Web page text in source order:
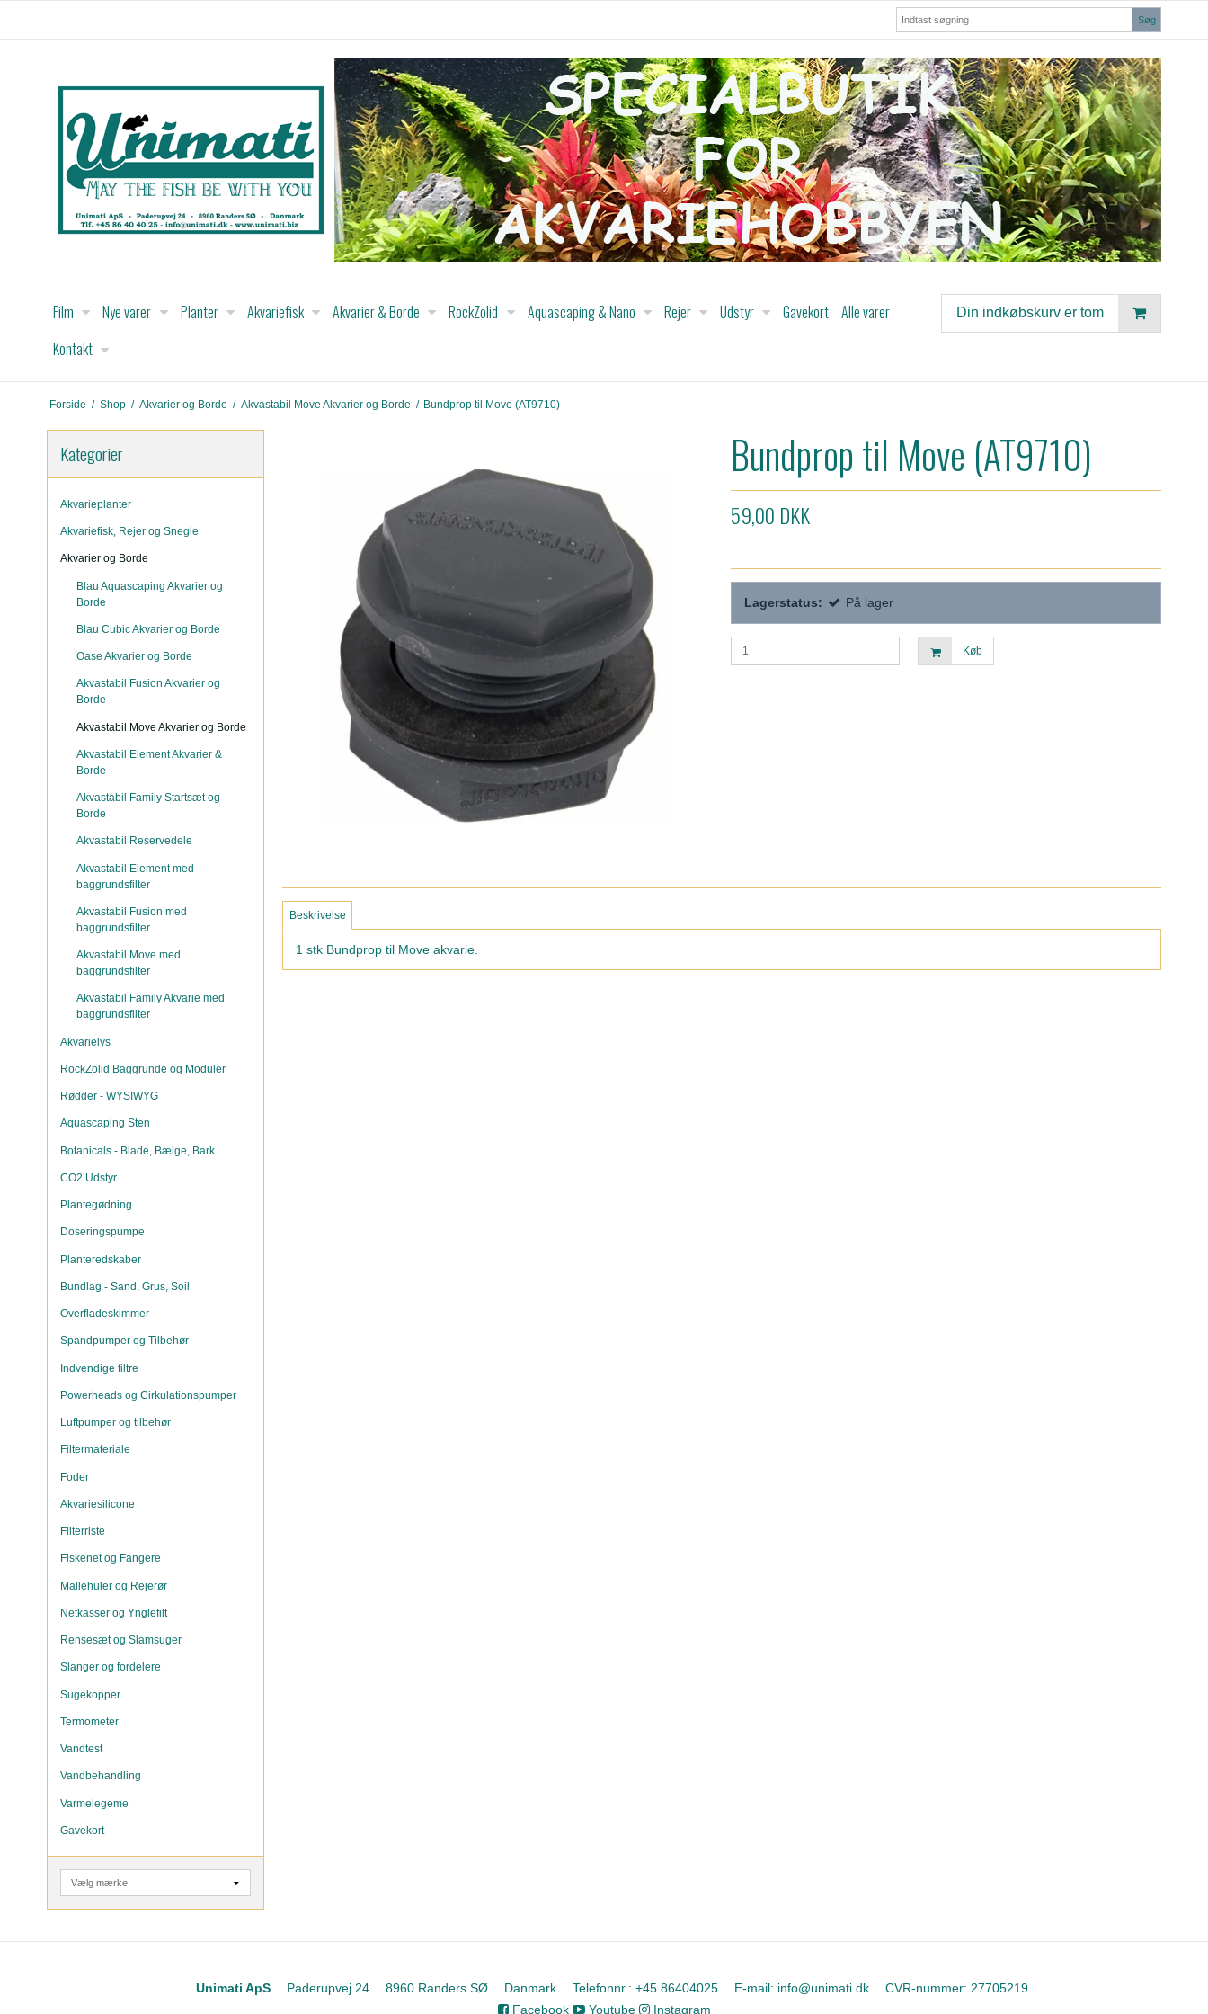
Søg
Film Nye varer Planter Akvariefisk Akvarier & Borde RockZolid Aquascaping & Nano Rejer Udstyr Gavekort Alle varer
Kontakt
Din indkøbskurv er tom
Forside / Shop / Akvarier og Borde / Akvastabil Move Akvarier og Borde / Bundprop til Move (AT9710)
Kategorier
Akvarieplanter
Akvariefisk, Rejer og Snegle
Akvarier og Borde
Blau Aquascaping Akvarier og
Borde
Blau Cubic Akvarier og Borde
Oase Akvarier og Borde
Akvastabil Fusion Akvarier og
Borde
Akvastabil Move Akvarier og Borde
Akvastabil Element Akvarier &
Borde
Akvastabil Family Startsæt og
Borde
Akvastabil Reservedele
Akvastabil Element med
baggrundsfilter
Akvastabil Fusion med
baggrundsfilter
Akvastabil Move med
baggrundsfilter
Akvastabil Family Akvarie med
baggrundsfilter
Akvarielys
RockZolid Baggrunde og Moduler
Rødder - WYSIWYG
Aquascaping Sten
Botanicals - Blade, Bælge, Bark
CO2 Udstyr
Plantegødning
Doseringspumpe
Planteredskaber
Bundlag - Sand, Grus, Soil
Overfladeskimmer
Spandpumper og Tilbehør
Indvendige filtre
Powerheads og Cirkulationspumper
Luftpumper og tilbehør
Filtermateriale
Foder
Akvariesilicone
Filterriste
Fiskenet og Fangere
Mallehuler og Rejerør
Netkasser og Ynglefilt
Rensesæt og Slamsuger
Slanger og fordelere
Sugekopper
Termometer
Vandtest
Vandbehandling
Varmelegeme
Gavekort
Bundprop til Move (AT9710)
59,00 DKK
Lagerstatus: På lager
Køb
Beskrivelse
1 stk Bundprop til Move akvarie.
Unimati ApS Paderupvej 24 8960 Randers SØ Danmark Telefonnr. : +45 86404025 E-mail: info@unimati.dk CVR-nummer: 27705219
Facebook
Youtube Instagram